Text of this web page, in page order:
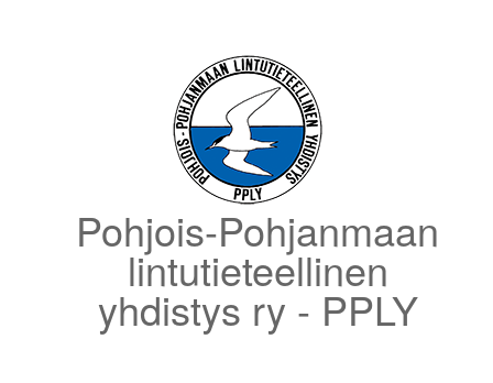
Pohjois-Pohjanmaan
lintutieteellinen
yhdistys ry - PPLY